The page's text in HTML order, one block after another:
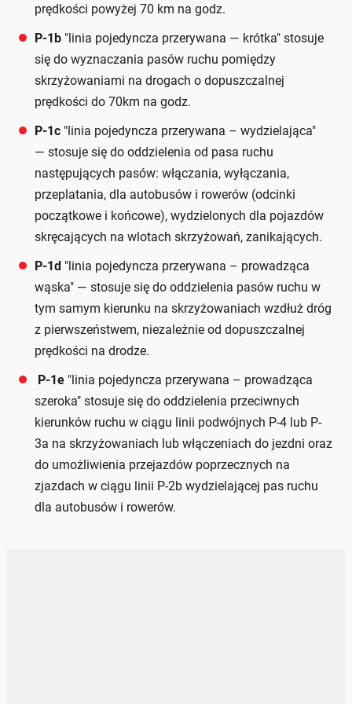
prędkości powyżej 70 km na godz.
P-1b "linia pojedyncza przerywana — krótka" stosuje
się do wyznaczania pasów ruchu pomiędzy
skrzyżowaniami na drogach o dopuszczalnej
prędkości do 70km na godz.
P-1c "linia pojedyncza przerywana – wydzielająca"
— stosuje się do oddzielenia od pasa ruchu
następujących pasów: włączania, wyłączania,
przeplatania, dla autobusów i rowerów (odcinki
początkowe i końcowe), wydzielonych dla pojazdów
skręcających na wlotach skrzyżowań, zanikających.
P-1d "linia pojedyncza przerywana – prowadząca
wąska" — stosuje się do oddzielenia pasów ruchu w
tym samym kierunku na skrzyżowaniach wzdłuż dróg
z pierwszeństwem, niezależnie od dopuszczalnej
prędkości na drodze.
P-1e "linia pojedyncza przerywana – prowadząca
szeroka" stosuje się do oddzielenia przeciwnych
kierunków ruchu w ciągu linii podwójnych P-4 lub P-
3a na skrzyżowaniach lub włączeniach do jezdni oraz
do umożliwienia przejazdów poprzecznych na
zjazdach w ciągu linii P-2b wydzielającej pas ruchu
dla autobusów i rowerów.